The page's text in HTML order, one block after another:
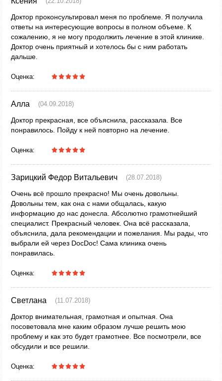
Доктор проконсультировал меня по проблеме. Я получила
ответы на интересующие вопросы в полном объеме. К
сожалению, я не могу продолжить лечение в этой клинике.
Доктор очень приятный и хотелось бы с ним работать
дальше.
Оценка:
Алла (04.09.2018)
Доктор прекрасная, все объяснила, рассказала. Все
понравилось. Пойду к ней повторно на лечение.
Оценка:
Зарицкий Федор Витальевич (28.07.2018)
Очень всё прошло прекрасно! Мы очень довольны.
Довольны тем, как она с нами общалась, какую
информацию до нас донесла. Абсолютно грамотнейший
специалист. Прекрасный человек. Она всё рассказала,
объяснила, дала рекомендации и пожелания. Мы рады, что
выбрали ей через DocDoc! Сама клиника очень
понравилась.
Оценка:
Светлана (11.07.2018)
Доктор внимательная, грамотная и опытная. Она
посоветовала мне каким образом лучше решить мою
проблему и как это будет грамотнее. Все посмотрели, все
обсудили и все решили.
Оценка: